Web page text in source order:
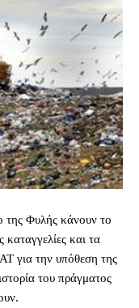
της Φυλής κάνουν το
και τα
για την υπόθεση της
του πράγματος